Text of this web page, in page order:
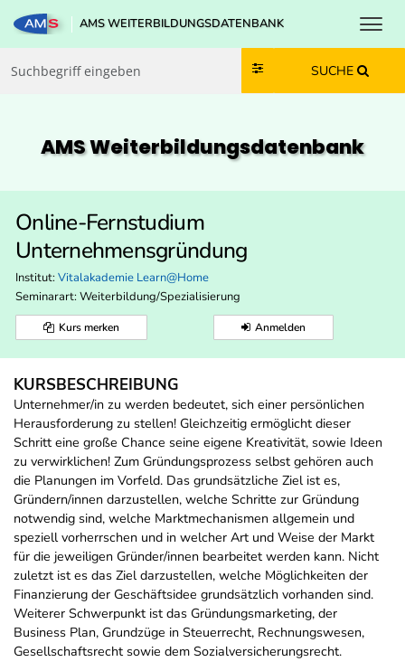
Zum Inhalt springen
Zum Navmenü springen
Zur Suche springen
Zur Footer springen
AMS WEITERBILDUNGSDATENBANK
SUCHE
AMS Weiterbildungs­datenbank
Online-Fernstudium
Unternehmensgründung
Institut: Vitalakademie Learn@Home
Seminarart: Weiterbildung/Spezialisierung
Kurs merken Anmelden
KURSBESCHREIBUNG
Unternehmer/in zu werden bedeutet, sich einer persönlichen
Herausforderung zu stellen! Gleichzeitig ermöglicht dieser
Schritt eine große Chance seine eigene Kreativität, sowie Ideen
zu verwirklichen! Zum Gründungsprozess selbst gehören auch
die Planungen im Vorfeld. Das grundsätzliche Ziel ist es,
Gründern/innen darzustellen, welche Schritte zur Gründung
notwendig sind, welche Marktmechanismen allgemein und
speziell vorherrschen und in welcher Art und Weise der Markt
für die jeweiligen Gründer/innen bearbeitet werden kann. Nicht
zuletzt ist es das Ziel darzustellen, welche Möglichkeiten der
Finanzierung der Geschäftsidee grundsätzlich vorhanden sind.
Weiterer Schwerpunkt ist das Gründungsmarketing, der
Business Plan, Grundzüge in Steuerrecht, Rechnungswesen,
Gesellschaftsrecht sowie dem Sozialversicherungsrecht.